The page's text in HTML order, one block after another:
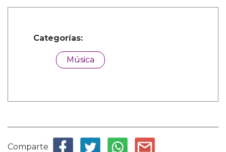
Categorías:
Música
Comparte